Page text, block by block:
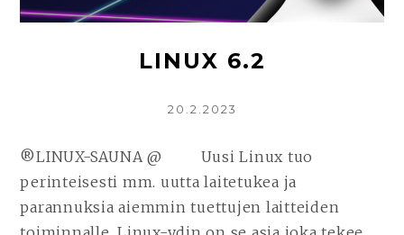
STEAM-
PELIKIRJASTOSILINUX 6.2
KIRJOITETTU
20.2.2023
®LINUX-SAUNA @ Uusi Linux tuo
perinteisesti mm. uutta laitetukea ja
parannuksia aiemmin tuettujen laitteiden